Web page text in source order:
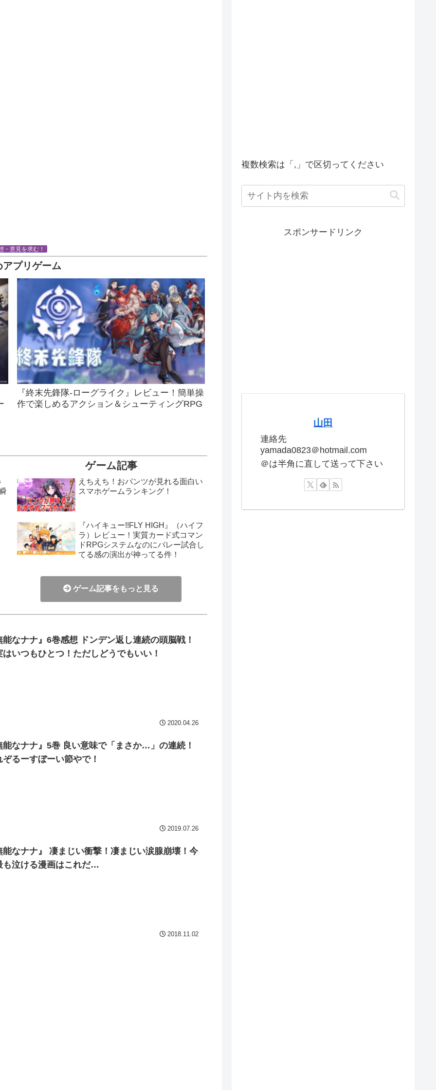
・意見を求む！
アプリゲーム
『終末先鋒隊-ローグライク』レビュー！簡単操
作で楽しめるアクション＆シューティングRPG
ゲーム記事
えちえち！おパンツが見れる面白い
スマホゲームランキング！
『ハイキュー!!FLY HIGH』（ハイフ
ラ）レビュー！実質カード式コマン
ドRPGシステムなのにバレー試合し
てる感の演出が神ってる件！
ゲーム記事をもっと見る
能なナナ』6巻感想 ドンデン返し連続の頭脳戦！
はいつもひとつ！ただしどうでもいい！
2020.04.26
能なナナ』5巻 良い意味で「まさか…」の連続！
ぞるーすぼーい節やで！
2019.07.26
能なナナ』 凄まじい衝撃！凄まじい涙腺崩壊！今
も泣ける漫画はこれだ…
2018.11.02
複数検索は「,」で区切ってください
スポンサードリンク
山田
連絡先
yamada0823＠hotmail.com
＠は半角に直して送って下さい